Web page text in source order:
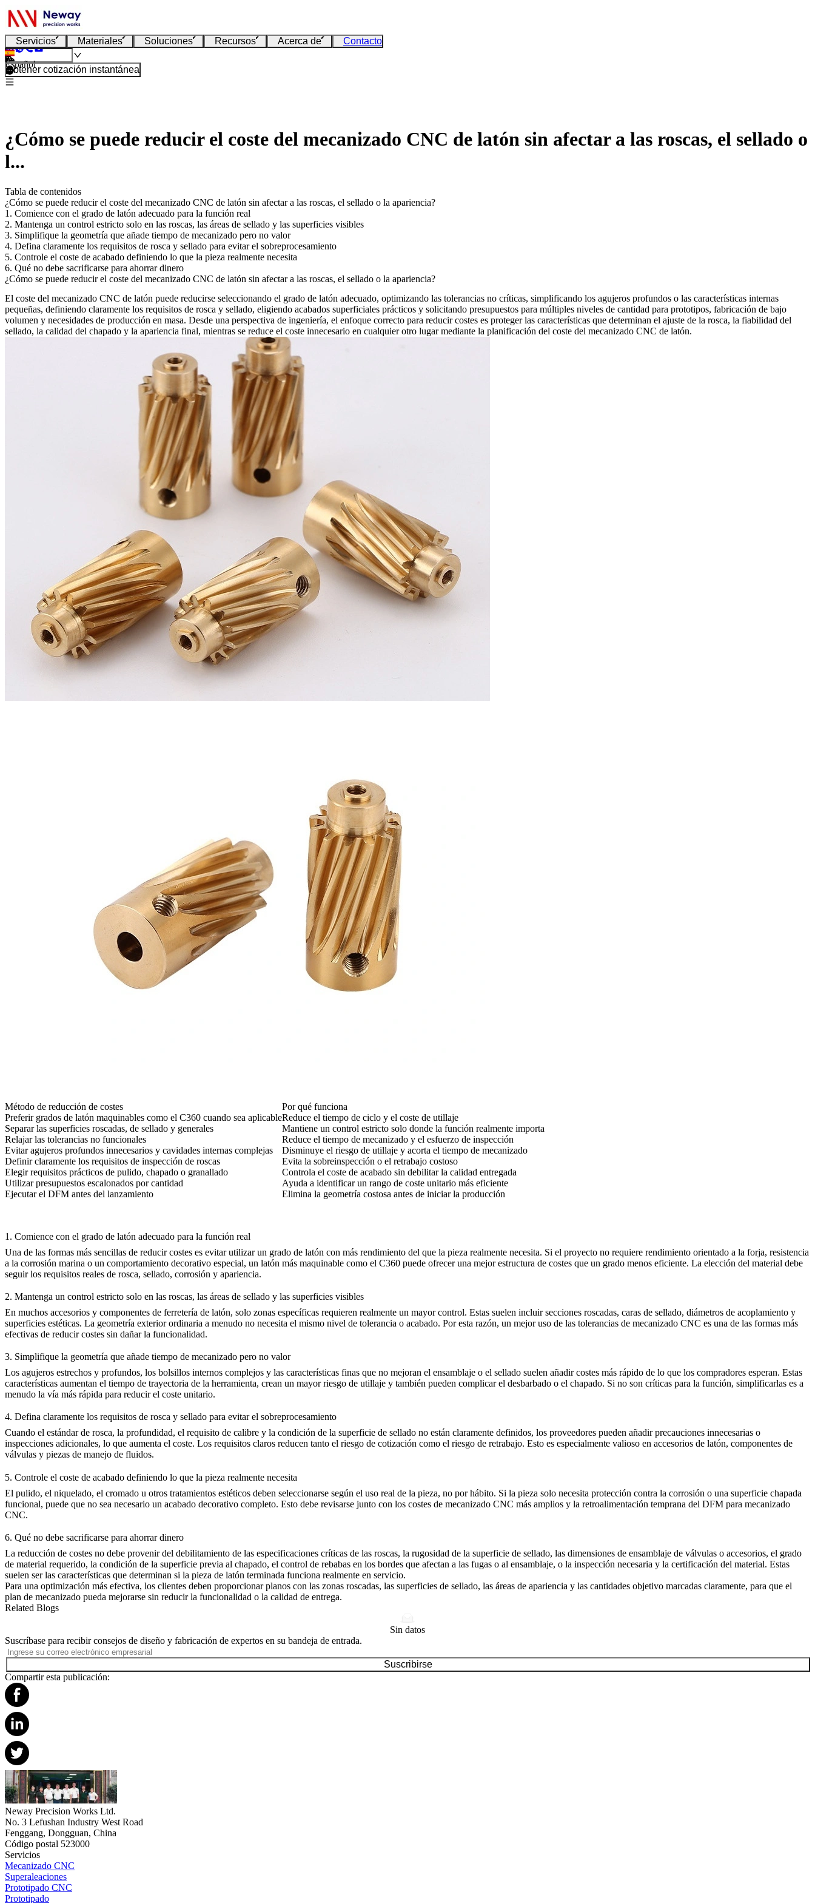
Servicios Materiales Soluciones Recursos Acerca de Contacto
Español
Obtener cotización instantánea
¿Cómo se puede reducir el coste del mecanizado CNC de latón sin afectar a las roscas, el sellado o
l...
Tabla de contenidos
¿Cómo se puede reducir el coste del mecanizado CNC de latón sin afectar a las roscas, el sellado o la apariencia?
1. Comience con el grado de latón adecuado para la función real
2. Mantenga un control estricto solo en las roscas, las áreas de sellado y las superficies visibles
3. Simplifique la geometría que añade tiempo de mecanizado pero no valor
4. Defina claramente los requisitos de rosca y sellado para evitar el sobreprocesamiento
5. Controle el coste de acabado definiendo lo que la pieza realmente necesita
6. Qué no debe sacrificarse para ahorrar dinero
¿Cómo se puede reducir el coste del mecanizado CNC de latón sin afectar a las roscas, el sellado o la apariencia?
El coste del mecanizado CNC de latón puede reducirse seleccionando el grado de latón adecuado, optimizando las tolerancias no críticas, simplificando los agujeros profundos o las características internas
pequeñas, definiendo claramente los requisitos de rosca y sellado, eligiendo acabados superficiales prácticos y solicitando presupuestos para múltiples niveles de cantidad para prototipos, fabricación de bajo
volumen y necesidades de producción en masa. Desde una perspectiva de ingeniería, el enfoque correcto para reducir costes es proteger las características que determinan el ajuste de la rosca, la fiabilidad del
sellado, la calidad del chapado y la apariencia final, mientras se reduce el coste innecesario en cualquier otro lugar mediante la planificación del coste del mecanizado CNC de latón.
Método de reducción de costes
Por qué funciona
Preferir grados de latón maquinables como el C360 cuando sea aplicableReduce el tiempo de ciclo y el coste de utillaje
Separar las superficies roscadas, de sellado y generales
Mantiene un control estricto solo donde la función realmente importa
Relajar las tolerancias no funcionales
Reduce el tiempo de mecanizado y el esfuerzo de inspección
Evitar agujeros profundos innecesarios y cavidades internas complejas
Disminuye el riesgo de utillaje y acorta el tiempo de mecanizado
Definir claramente los requisitos de inspección de roscas
Evita la sobreinspección o el retrabajo costoso
Elegir requisitos prácticos de pulido, chapado o granallado
Controla el coste de acabado sin debilitar la calidad entregada
Utilizar presupuestos escalonados por cantidad
Ayuda a identificar un rango de coste unitario más eficiente
Ejecutar el DFM antes del lanzamiento
Elimina la geometría costosa antes de iniciar la producción
1. Comience con el grado de latón adecuado para la función real
Una de las formas más sencillas de reducir costes es evitar utilizar un grado de latón con más rendimiento del que la pieza realmente necesita. Si el proyecto no requiere rendimiento orientado a la forja, resistencia
a la corrosión marina o un comportamiento decorativo especial, un latón más maquinable como el C360 puede ofrecer una mejor estructura de costes que un grado menos eficiente. La elección del material debe
seguir los requisitos reales de rosca, sellado, corrosión y apariencia.
2. Mantenga un control estricto solo en las roscas, las áreas de sellado y las superficies visibles
En muchos accesorios y componentes de ferretería de latón, solo zonas específicas requieren realmente un mayor control. Estas suelen incluir secciones roscadas, caras de sellado, diámetros de acoplamiento y
superficies estéticas. La geometría exterior ordinaria a menudo no necesita el mismo nivel de tolerancia o acabado. Por esta razón, un mejor uso de las tolerancias de mecanizado CNC es una de las formas más
efectivas de reducir costes sin dañar la funcionalidad.
3. Simplifique la geometría que añade tiempo de mecanizado pero no valor
Los agujeros estrechos y profundos, los bolsillos internos complejos y las características finas que no mejoran el ensamblaje o el sellado suelen añadir costes más rápido de lo que los compradores esperan. Estas
características aumentan el tiempo de trayectoria de la herramienta, crean un mayor riesgo de utillaje y también pueden complicar el desbarbado o el chapado. Si no son críticas para la función, simplificarlas es a
menudo la vía más rápida para reducir el coste unitario.
4. Defina claramente los requisitos de rosca y sellado para evitar el sobreprocesamiento
Cuando el estándar de rosca, la profundidad, el requisito de calibre y la condición de la superficie de sellado no están claramente definidos, los proveedores pueden añadir precauciones innecesarias o
inspecciones adicionales, lo que aumenta el coste. Los requisitos claros reducen tanto el riesgo de cotización como el riesgo de retrabajo. Esto es especialmente valioso en accesorios de latón, componentes de
válvulas y piezas de manejo de fluidos.
5. Controle el coste de acabado definiendo lo que la pieza realmente necesita
El pulido, el niquelado, el cromado u otros tratamientos estéticos deben seleccionarse según el uso real de la pieza, no por hábito. Si la pieza solo necesita protección contra la corrosión o una superficie chapada
funcional, puede que no sea necesario un acabado decorativo completo. Esto debe revisarse junto con los costes de mecanizado CNC más amplios y la retroalimentación temprana del DFM para mecanizado
CNC.
6. Qué no debe sacrificarse para ahorrar dinero
La reducción de costes no debe provenir del debilitamiento de las especificaciones críticas de las roscas, la rugosidad de la superficie de sellado, las dimensiones de ensamblaje de válvulas o accesorios, el grado
de material requerido, la condición de la superficie previa al chapado, el control de rebabas en los bordes que afectan a las fugas o al ensamblaje, o la inspección necesaria y la certificación del material. Estas
suelen ser las características que determinan si la pieza de latón terminada funciona realmente en servicio.
Para una optimización más efectiva, los clientes deben proporcionar planos con las zonas roscadas, las superficies de sellado, las áreas de apariencia y las cantidades objetivo marcadas claramente, para que el
plan de mecanizado pueda mejorarse sin reducir la funcionalidad o la calidad de entrega.
Related Blogs
Sin datos
Suscríbase para recibir consejos de diseño y fabricación de expertos en su bandeja de entrada.
Suscribirse
Compartir esta publicación:
Neway Precision Works Ltd.
No. 3 Lefushan Industry West Road
Fenggang, Dongguan, China
Código postal 523000
Servicios
Mecanizado CNC
Superaleaciones
Prototipado CNC
Prototipado